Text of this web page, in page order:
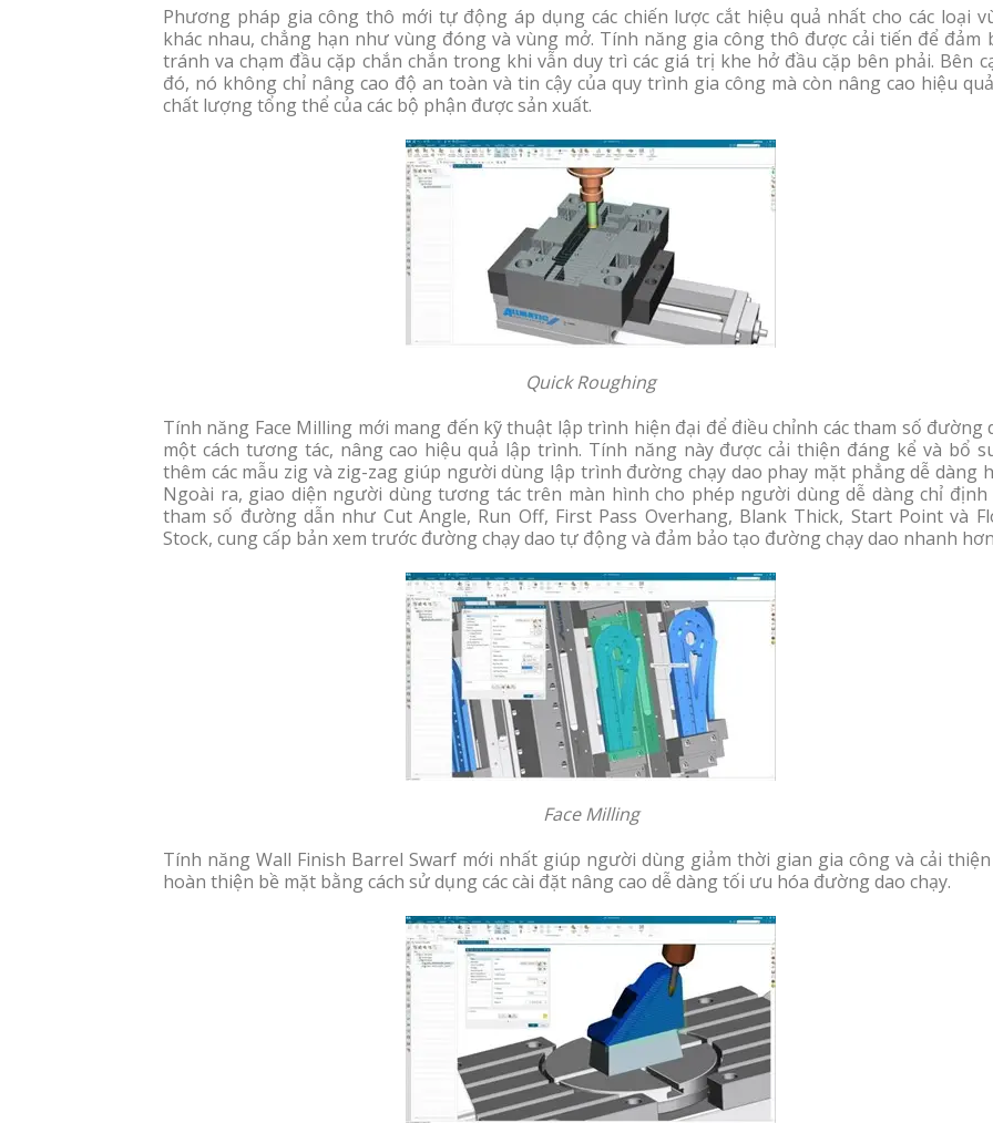
Phương pháp gia công thô mới tự động áp dụng các chiến lược cắt hiệu quả nhất cho các loại
khác nhau, chẳng hạn như vùng đóng và vùng mở. Tính năng gia công thô được cải tiến để đảm
tránh va chạm đầu cặp chắn chắn trong khi vẫn duy trì các giá trị khe hở đầu cặp bên phải. Bên
đó, nó không chỉ nâng cao độ an toàn và tin cậy của quy trình gia công mà còn nâng cao hiệu
chất lượng tổng thể của các bộ phận được sản xuất.
Quick Roughing
Tính năng Face Milling mới mang đến kỹ thuật lập trình hiện đại để điều chỉnh các tham số đường
một cách tương tác, nâng cao hiệu quả lập trình. Tính năng này được cải thiện đáng kể và bổ
thêm các mẫu zig và zig-zag giúp người dùng lập trình đường chạy dao phay mặt phẳng dễ dàng
Ngoài ra, giao diện người dùng tương tác trên màn hình cho phép người dùng dễ dàng chỉ định
tham số đường dẫn như Cut Angle, Run Off, First Pass Overhang, Blank Thick, Start Point và
Stock, cung cấp bản xem trước đường chạy dao tự động và đảm bảo tạo đường chạy dao nhanh
Face Milling
Tính năng Wall Finish Barrel Swarf mới nhất giúp người dùng giảm thời gian gia công và cải
hoàn thiện bề mặt bằng cách sử dụng các cài đặt nâng cao dễ dàng tối ưu hóa đường dao chạy.